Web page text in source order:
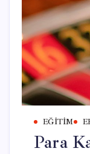
EĞITIM
Para